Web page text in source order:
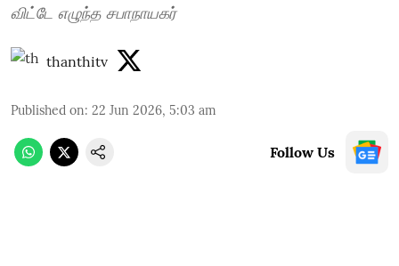
விட்டே எழுந்த சபாநாயகர்
thanthitv
Published on: 22 Jun 2026, 5:03 am
Follow Us